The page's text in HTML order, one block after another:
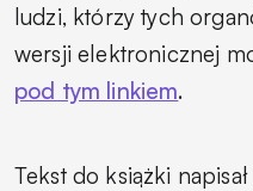
ludzi, którzy tych
wersji elektronicznej
pod tym linkiem.
Tekst do książki